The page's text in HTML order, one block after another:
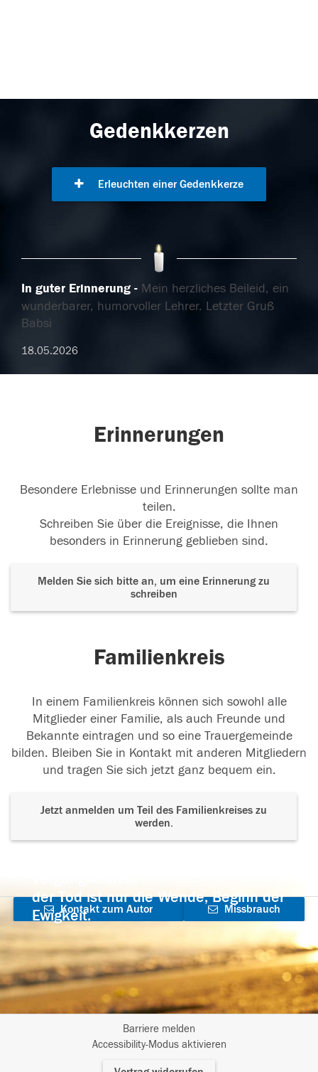
Gedenkkerzen
Erleuchten einer Gedenkkerze
In guter Erinnerung
Mein herzliches Beileid, ein
wunderbarer, humorvoller Lehrer. Letzter Gruß
Babsi
18.05.2026
Erinnerungen
Besondere Erlebnisse und Erinnerungen sollte man
teilen.
Schreiben Sie über die Ereignisse, die Ihnen
besonders in Erinnerung geblieben sind.
Melden Sie sich bitte an, um eine Erinnerung zu
schreiben
Familienkreis
In einem Familienkreis können sich sowohl alle
Mitglieder einer Familie, als auch Freunde und
Bekannte eintragen und so eine Trauergemeinde
bilden. Bleiben Sie in Kontakt mit anderen Mitgliedern
und tragen Sie sich jetzt ganz bequem ein.
Jetzt anmelden um Teil des Familienkreises zu
werden.
der Tod ist nur die Wende, Beginn der
Ewigkeit.
Kontakt zum Autor
aufnehmen
Missbrauch
Barriere melden
Accessibility-Modus aktivieren